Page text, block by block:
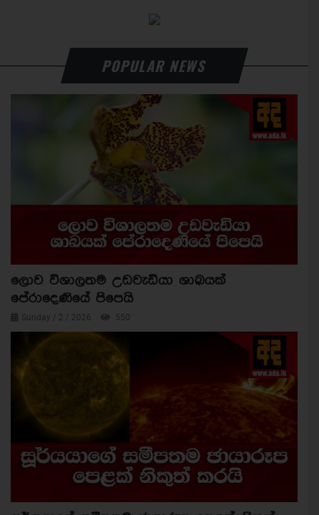
POPULAR NEWS
ලොව විශාලතම උඩවැඩියා ශාඛයක්
පේරාදෙණියේ පිපෙයි
Sunday / 2 / 2026 550